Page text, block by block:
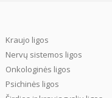
Kraujo ligos
Nervų sistemos ligos
Onkologinės ligos
Psichinės ligos